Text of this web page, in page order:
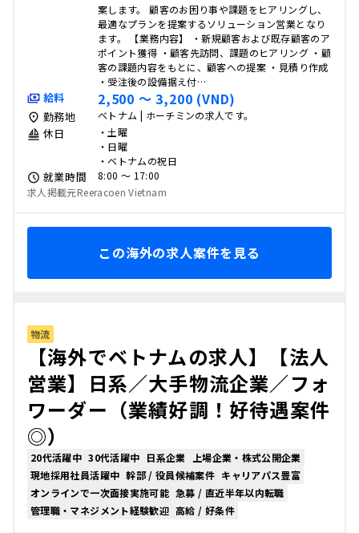
案します。 顧客のお困り事や課題をヒアリングし、
最適なプランを提案するソリューション営業となり
ます。 【業務内容】 ・新規顧客および既存顧客のア
ポイント獲得 ・顧客先訪問、課題のヒアリング ・顧
客の課題内容をもとに、顧客への提案 ・見積り作成
・受注後の設備据え付…
給料 2,500 〜 3,200 (VND)
勤務地 ベトナム | ホーチミンの求人です。
休日
・土曜
・日曜
・ベトナムの祝日
就業時間
8:00 〜 17:00
求人掲載元Reeracoen Vietnam
この海外の求人案件を見る
物流
【海外でベトナムの求人】【法人
営業】日系／大手物流企業／フォ
ワーダー（業績好調！好待遇案件
◎）
20代活躍中 30代活躍中 日系企業
上場企業・株式公開企業
現地採用社員活躍中 幹部 / 役員候補案件 キャリアパス豊富
オンラインで一次面接実施可能 急募 / 直近半年以内転職
管理職・マネジメント経験歓迎 高給 / 好条件